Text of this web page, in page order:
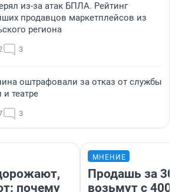
из-за атак БПЛА. Рейтинг
продавцов маркетплейсов из
региона
3
оштрафовали за отказ от службы
театре
3
почему
МНЕНИЕ
Продашь за
возьмут с